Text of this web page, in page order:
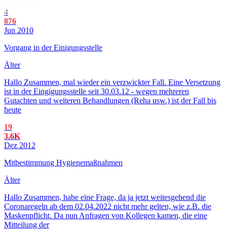
4
876
Jun 2010
Vorgang in der Einigungsstelle
Älter
Hallo Zusammen, mal wieder ein verzwickter Fall. Eine Versetzung
ist in der Eingigungsstelle seit 30.03.12 - wegen mehreren
Gutachten und weiteren Behandlungen (Reha usw.) ist der Fall bis
heute
19
3.6K
Dez 2012
Mitbestimmung Hygienemaßnahmen
Älter
Hallo Zusammen, habe eine Frage, da ja jetzt weitesgehend die
Coronaregeln ab dem 02.04.2022 nicht mehr gelten, wie z.B. die
Maskenpflicht. Da nun Anfragen von Kollegen kamen, die eine
Mitteilung der